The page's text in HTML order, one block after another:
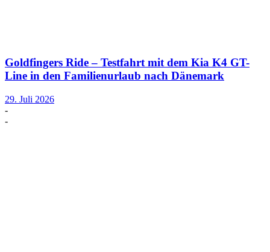
Goldfingers Ride – Testfahrt mit dem Kia K4 GT-
Line in den Familienurlaub nach Dänemark
29. Juli 2026
-
-